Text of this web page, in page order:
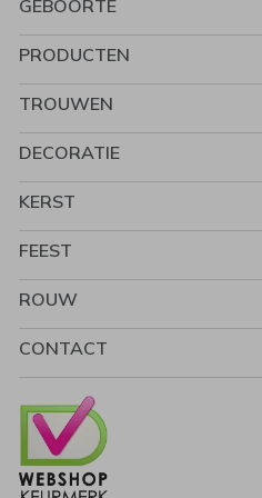
GEBOORTE
PRODUCTEN
TROUWEN
DECORATIE
KERST
FEEST
ROUW
CONTACT